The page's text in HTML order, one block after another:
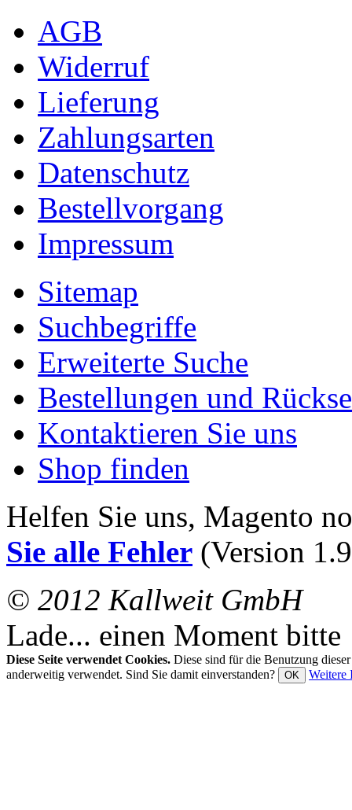
AGB
Widerruf
Lieferung
Zahlungsarten
Datenschutz
Bestellvorgang
Impressum
Sitemap
Suchbegriffe
Erweiterte Suche
Bestellungen und
Kontaktieren Sie uns
Shop finden
Helfen Sie uns, Magento
Sie alle Fehler (Version
© 2012 Kallweit GmbH
Lade... einen Moment bitte
Diese Seite verwendet Cookies. Diese sind für die Benutzung
anderweitig verwendet. Sind Sie damit einverstanden?
OK Weitere